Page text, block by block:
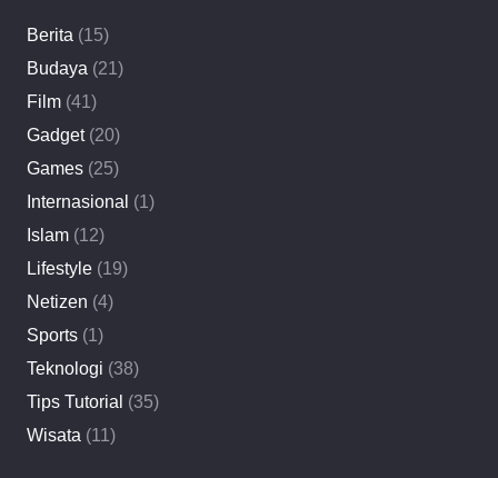
Berita (15)
Budaya (21)
Film (41)
Gadget(20)
Games (25)
Internasional (1)
Islam (12)
Lifestyle (19)
Netizen (4)
Sports (1)
Teknologi (38)
Tips Tutorial (35)
Wisata (11)